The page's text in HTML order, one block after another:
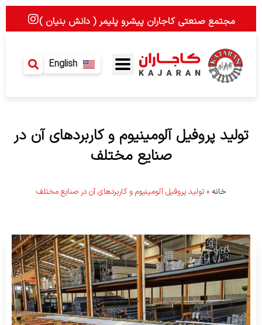
پرش
I
n
a
g
مجتمع صنعتی کاجاران پیشرو پلیمر ( دانش بنیان )
English
تولید پروفیل آلومینیوم و کاربردهای آن در
صنایع مختلف
خانه » تولید پروفیل آلومینیوم و کاربردهای آن در صنایع مختلف